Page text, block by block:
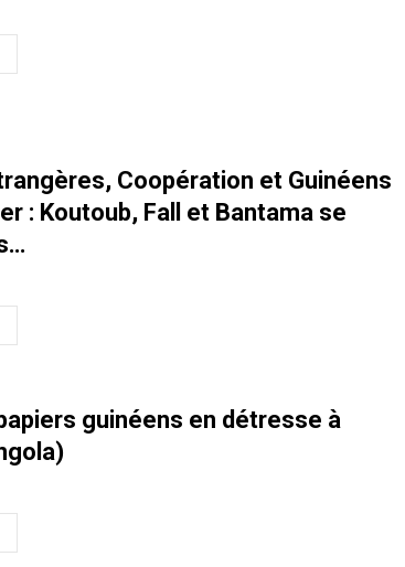
Coopération et Guinéens
: Koutoub, Fall et Bantama se
guinéens en détresse à